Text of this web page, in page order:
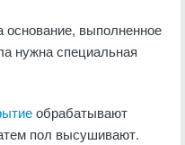
выполненное
нужна специальная
обрабатывают
пол высушивают.